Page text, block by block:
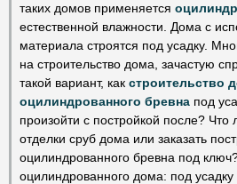
таких домов применяется
естественной влажности. Дома с
материала строятся под усадку.
на строительство дома, зачастую
такой вариант, как строительство
оцилиндрованного бревна под
произойти с постройкой после? Что
отделки сруб дома или заказать
оцилиндрованного бревна под
оцилиндрованного дома: под